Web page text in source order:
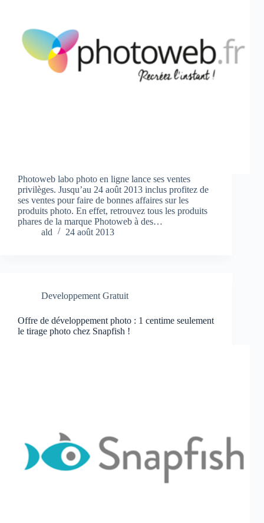
Photoweb labo photo en ligne lance ses ventes
privilèges. Jusqu’au 24 août 2013 inclus profitez de
ses ventes pour faire de bonnes affaires sur les
produits photo. En effet, retrouvez tous les produits
phares de la marque Photoweb à des…
ald
24 août 2013
Developpement Gratuit
Offre de développement photo : 1 centime seulement
le tirage photo chez Snapfish !